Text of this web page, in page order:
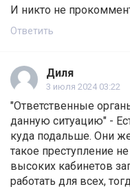
И никто не
Ответить
Диля
3 июля 2024 03:22
"Ответственные
данную ситуацию" -
куда подальше. Они
такое преступление
высоких кабинетов
работать для всех,